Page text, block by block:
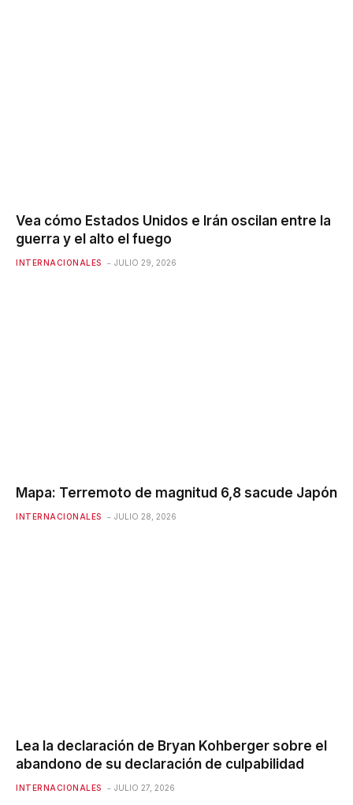
Vea cómo Estados Unidos e Irán oscilan entre la
guerra y el alto el fuego
INTERNACIONALES JULIO 29, 2026
Mapa: Terremoto de magnitud 6,8 ​​sacude Japón
INTERNACIONALES JULIO 28, 2026
Lea la declaración de Bryan Kohberger sobre el
abandono de su declaración de culpabilidad
INTERNACIONALES JULIO 27, 2026